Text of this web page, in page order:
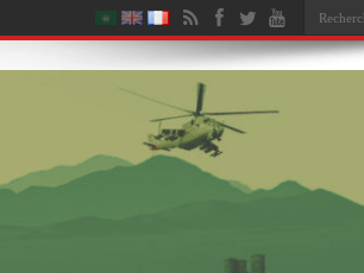
air du Su-57E